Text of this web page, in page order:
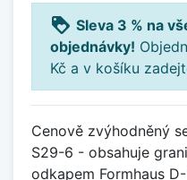
loyalty Sleva 3 % na
objednávky!
Kč a v košíku
Cenově zvýhodněný
S29-6 - obsahuje
odkapem Formhaus